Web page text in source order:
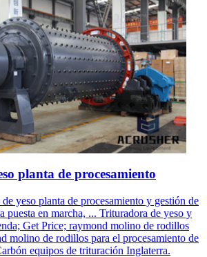
planta de procesamiento
yeso planta de procesamiento y gestión de
puesta en marcha, ... Trituradora de yeso y
Get Price; raymond molino de rodillos
molino de rodillos para el procesamiento de
equipos de trituración Inglaterra.